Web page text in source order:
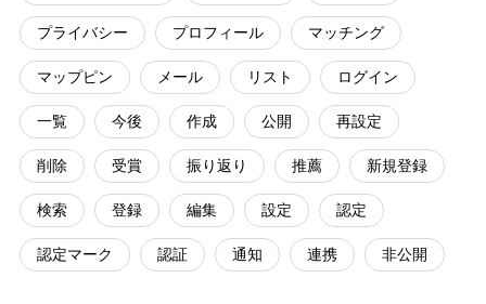
プライバシー プロフィール マッチング
マップピン メール リスト ログイン
一覧 今後 作成 公開 再設定
削除 受賞 振り返り 推薦 新規登録
検索 登録 編集 設定 認定
認定マーク 認証 通知 連携 非公開